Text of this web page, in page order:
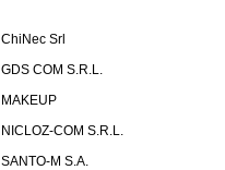
ChiNec Srl
GDS COM S.R.L.
MAKEUP
NICLOZ-COM S.R.L.
SANTO-M S.A.